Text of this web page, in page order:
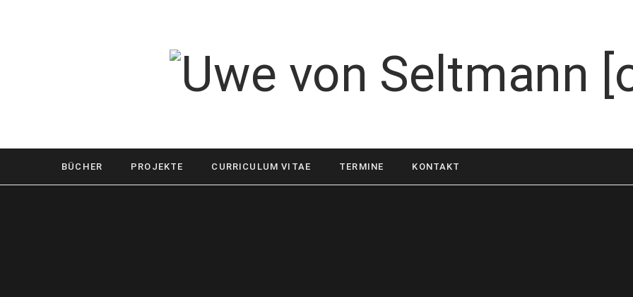
BÜCHER PROJEKTE CURRICULUM VITAE TERMINE KONTAKT